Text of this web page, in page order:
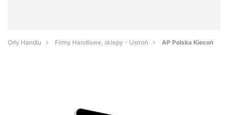
Orły Handlu Firmy Handlowe, sklepy - Ustroń AP Polska Kiecoń